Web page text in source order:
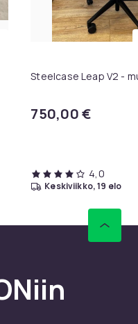
Herman Miller Aeron
Steelcase Leap V2 -
750,00 €
4,0
keskiviikko, 19 elo